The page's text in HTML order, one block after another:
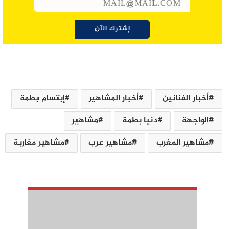
أخبار الفنانين أخبار المشاهير
إبتسام بطمة
الواجهة
دنيا بطمة
مشاهير
مشاهير المغرب
مشاهير عرب مشاهير مغاربة